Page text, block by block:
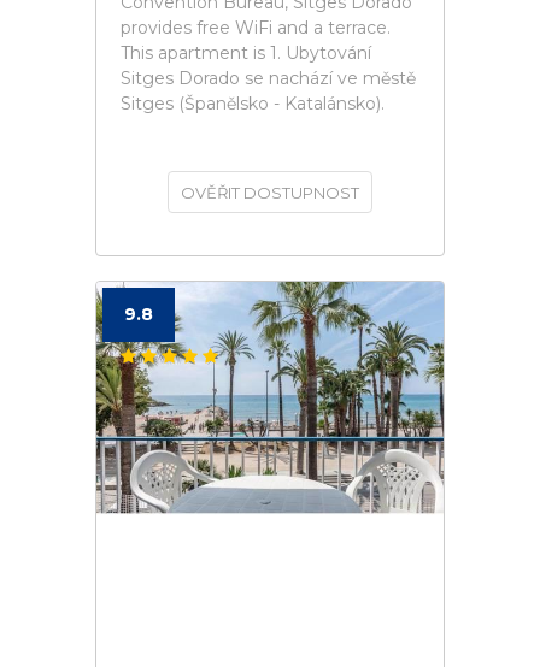
provides free WiFi and a terrace.
This apartment is 1. Ubytování
Sitges Dorado se nachází ve městě
Sitges (Španělsko - Katalánsko).
OVĚŘIT DOSTUPNOST
9.8